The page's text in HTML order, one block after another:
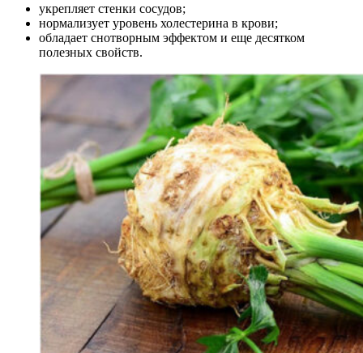
укрепляет стенки сосудов;
нормализует уровень холестерина в крови;
обладает снотворным эффектом и еще десятком
полезных свойств.